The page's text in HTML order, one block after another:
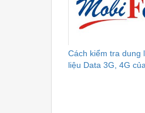
Cách kiểm tra dung
liệu Data 3G, 4G